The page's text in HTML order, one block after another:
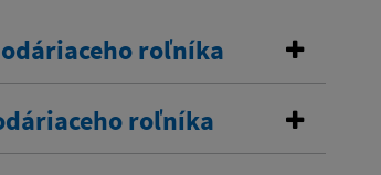
roľníka
roľníka